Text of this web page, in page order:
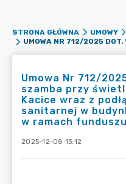
STRONA GŁÓWNA UMOWY
Umowa Nr 712/
szamba przy
Kacice wraz z
sanitarnej w
w ramach
2025-12-08 13:12